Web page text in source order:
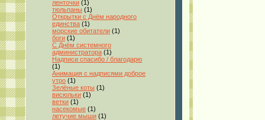
ленточки (1)
тюльпаны (1)
Открытки с Днём народного
единства (1)
морские обитатели (1)
боги (1)
С Днём системного
администратора (1)
Надписи спасибо / благодарю
(1)
Анимация с надписями доброе
утро (1)
Зелёные коты (1)
висюльки (1)
ветки (1)
насекомые (1)
летучие мыши (1)